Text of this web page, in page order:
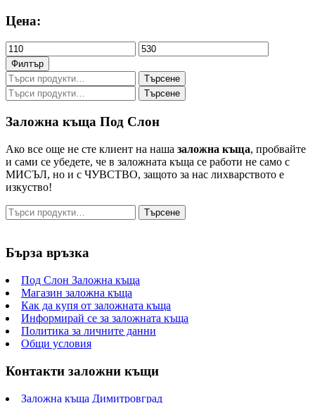
Цена:
Минимална
цена
Максимална
цена
Филтър
Търсене
за:
Търсене
Търсене
за:
Търсене
Заложна къща Под Слон
Ако все още не сте клиент на наша заложна къща, пробвайте
и сами се убедете, че в заложната къща се работи не само с
МИСЪЛ, но и с ЧУВСТВО, защото за нас лихварството е
изкуство!
Търсене
за:
Търсене
Бърза връзка
Под Слон Заложна къща
Магазин заложна къща
Как да купя от заложната къща
Информирай се за заложната къща
Политика за личните данни
Общи условия
Контакти заложни къщи
Заложна къща Димитровград